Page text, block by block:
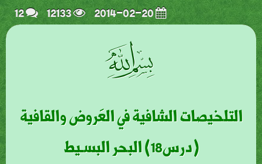
2014-02-20
12
ﭗ
التلخيصات الشافية في العَروض والقافية
(درس18) البحر البسـيط